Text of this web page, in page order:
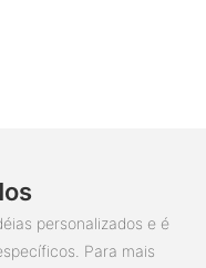
personalizados e é
Para mais